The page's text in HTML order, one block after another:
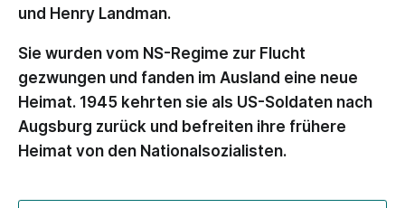
und Henry Landman.
Sie wurden vom NS-Regime zur Flucht
gezwungen und fanden im Ausland eine neue
Heimat. 1945 kehrten sie als US-Soldaten nach
Augsburg zurück und befreiten ihre frühere
Heimat von den Nationalsozialisten.